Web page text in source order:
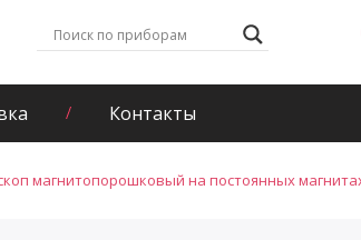
Контакты
магнитопорошковый на постоянных